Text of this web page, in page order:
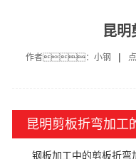
昆明
作者：小钢 |
昆明剪板折弯加工
钢板加工中的剪板折弯